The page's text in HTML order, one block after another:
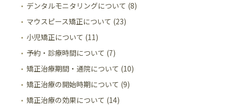
デンタルモニタリングについて (8)
マウスピース矯正について (23)
小児矯正について (11)
予約・診療時間について (7)
矯正治療期間・通院について (10)
矯正治療の開始時期について (9)
矯正治療の効果について (14)